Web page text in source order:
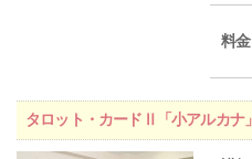
料金
タロット・カードⅡ「小アルカナ